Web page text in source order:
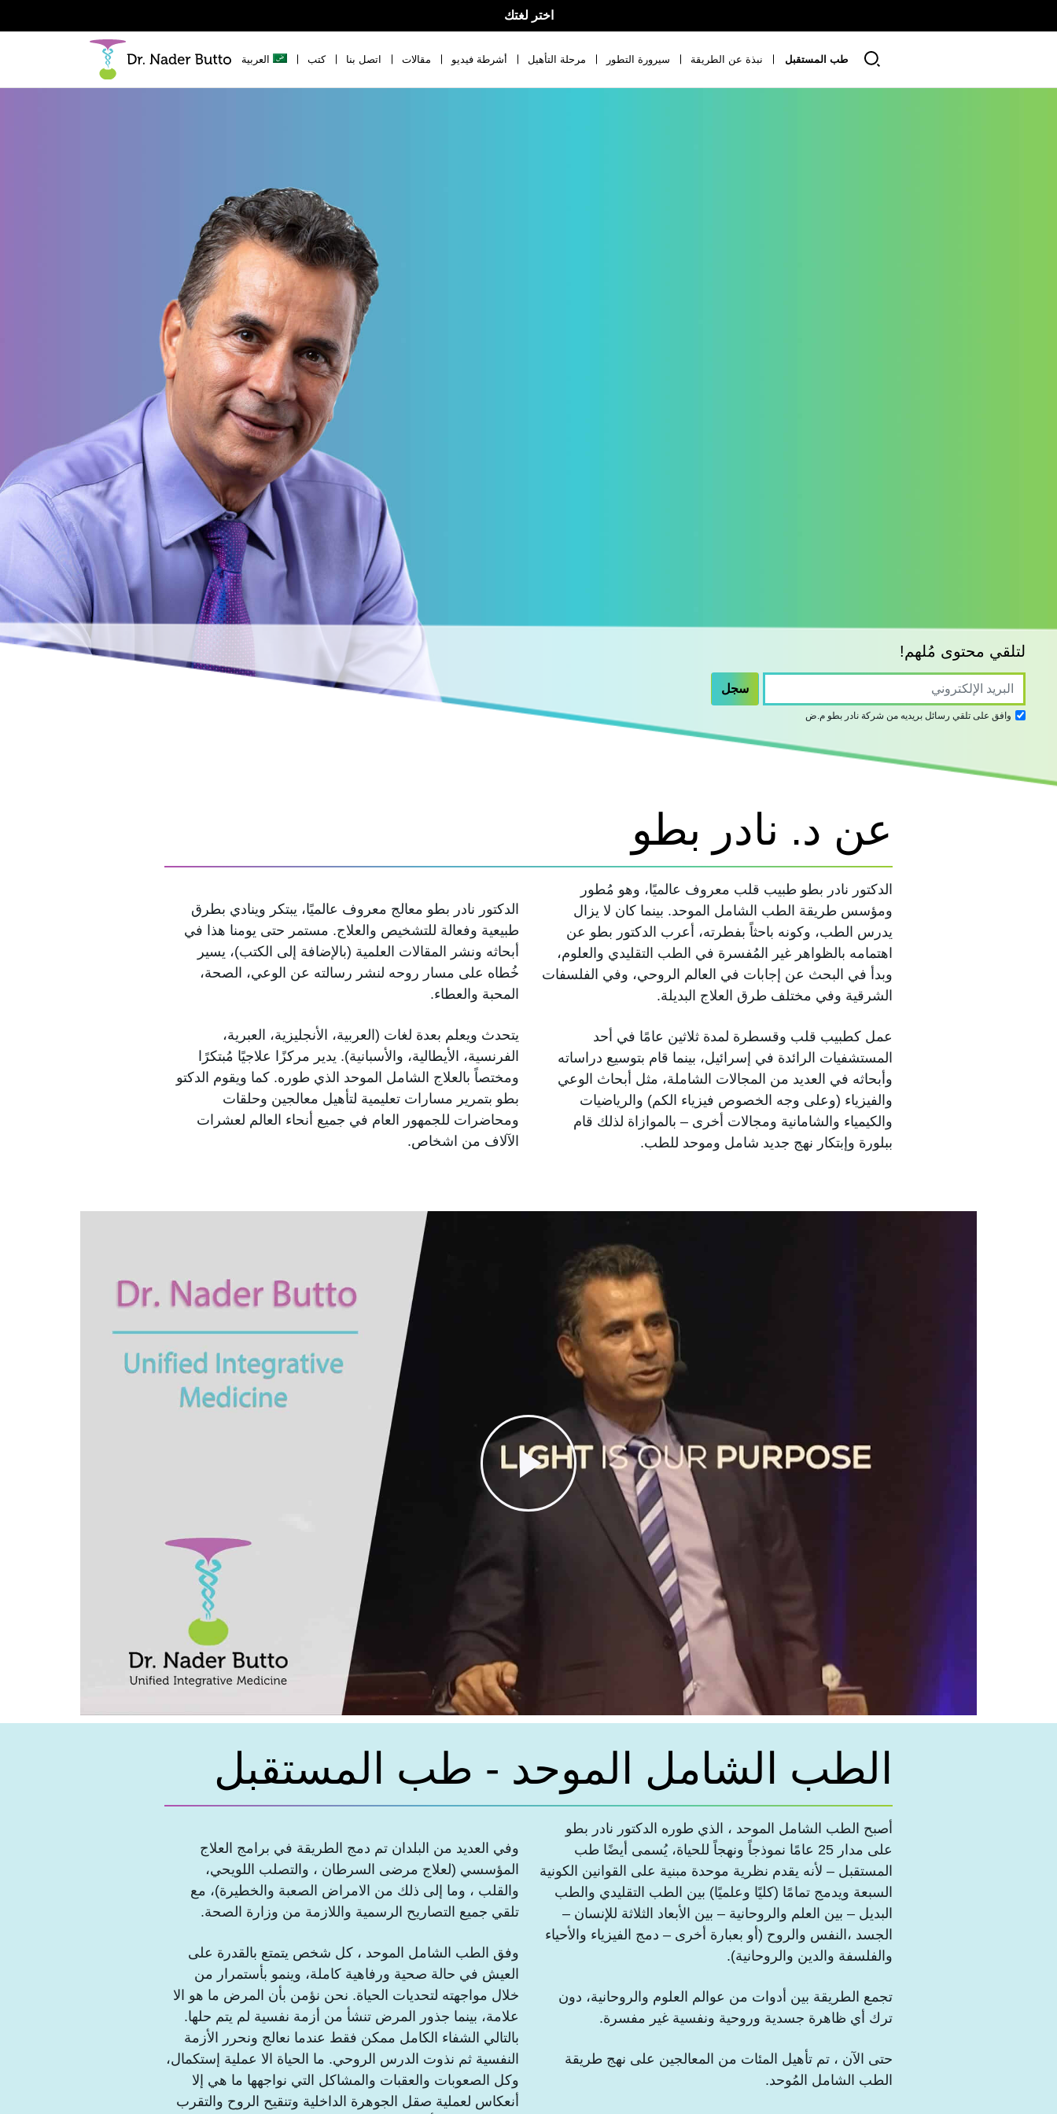
اختر لغتك
طب المستقبل نبذة عن الطريقة سيرورة التطور مرحلة التأهيل أشرطة فيديو مقالات اتصل بنا كتب العربية
لتلقي محتوى مُلهم!
وافق على تلقي رسائل بريديه من شركة نادر بطو م.ض
عن د. نادر بطو
الدكتور نادر بطو طبيب قلب معروف عالميًا، وهو مُطور
ومؤسس طريقة الطب الشامل الموحد. بينما كان لا يزال
يدرس الطب، وكونه باحثاً بفطرته، أعرب الدكتور بطو عن
اهتمامه بالظواهر غير المُفسرة في الطب التقليدي والعلوم،
وبدأ في البحث عن إجابات في العالم الروحي، وفي الفلسفات
الشرقية وفي مختلف طرق العلاج البديلة.
عمل كطبيب قلب وقسطرة لمدة ثلاثين عامًا في أحد
المستشفيات الرائدة في إسرائيل، بينما قام بتوسيع دراساته
وأبحاثه في العديد من المجالات الشاملة، مثل أبحاث الوعي
والفيزياء (وعلى وجه الخصوص فيزياء الكم) والرياضيات
والكيمياء والشامانية ومجالات أخرى – بالموازاة لذلك قام
ببلورة وإبتكار نهج جديد شامل وموحد للطب.
الدكتور نادر بطو معالج معروف عالميًا، يبتكر وينادي بطرق
طبيعية وفعالة للتشخيص والعلاج. مستمر حتى يومنا هذا في
أبحاثه ونشر المقالات العلمية (بالإضافة إلى الكتب)، يسير
خُطاه على مسار روحه لنشر رسالته عن الوعي، الصحة،
المحبة والعطاء.
يتحدث ويعلم بعدة لغات (العربية، الأنجليزية، العبرية،
الفرنسية، الأيطالية، والأسبانية). يدير مركزًا علاجيًا مُبتكرًا
ومختصاً بالعلاج الشامل الموحد الذي طوره. كما ويقوم الدكتو
بطو بتمرير مسارات تعليمية لتأهيل معالجين وحلقات
ومحاضرات للجمهور العام في جميع أنحاء العالم لعشرات
الآلاف من اشخاص.
الطب الشامل الموحد - طب المستقبل
أصبح الطب الشامل الموحد ، الذي طوره الدكتور نادر بطو
على مدار 25 عامًا نموذجاً ونهجاً للحياة، يُسمى أيضًا طب
المستقبل – لأنه يقدم نظرية موحدة مبنية على القوانين الكونية
السبعة ويدمج تمامًا (كليًا وعلميًا) بين الطب التقليدي والطب
البديل – بين العلم والروحانية – بين الأبعاد الثلاثة للإنسان –
الجسد ،النفس والروح (أو بعبارة أخرى – دمج الفيزياء والأحياء
والفلسفة والدين والروحانية).
تجمع الطريقة بين أدوات من عوالم العلوم والروحانية، دون
ترك أي ظاهرة جسدية وروحية ونفسية غير مفسرة.
حتى الآن ، تم تأهيل المئات من المعالجين على نهج طريقة
الطب الشامل المُوحد.
وفي العديد من البلدان تم دمج الطريقة في برامج العلاج
المؤسسي (لعلاج مرضى السرطان ، والتصلب اللويحي،
والقلب ، وما إلى ذلك من الامراض الصعبة والخطيرة)، مع
تلقي جميع التصاريح الرسمية واللازمة من وزارة الصحة.
وفق الطب الشامل الموحد ، كل شخص يتمتع بالقدرة على
العيش في حالة صحية ورفاهية كاملة، وينمو بأستمرار من
خلال مواجهته لتحديات الحياة. نحن نؤمن بأن المرض ما هو الا
علامة، بينما جذور المرض تنشأ من أزمة نفسية لم يتم حلها.
بالتالي الشفاء الكامل ممكن فقط عندما نعالج ونحرر الأزمة
النفسية ثم نذوت الدرس الروحي. ما الحياة الا عملية إستكمال،
وكل الصعوبات والعقبات والمشاكل التي نواجهها ما هي إلا
أنعكاس لعملية صقل الجوهرة الداخلية وتنقيح الروح والتقرب